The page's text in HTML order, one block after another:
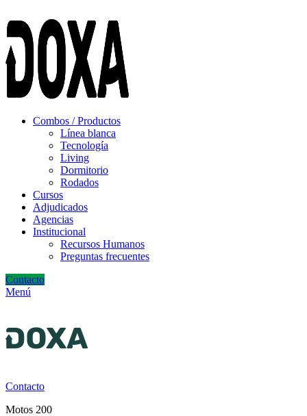
Combos / Productos
Línea blanca
Tecnología
Living
Dormitorio
Rodados
Cursos
Adjudicados
Agencias
Institucional
Recursos Humanos
Preguntas frecuentes
Contacto
Menú
Contacto
Motos 200